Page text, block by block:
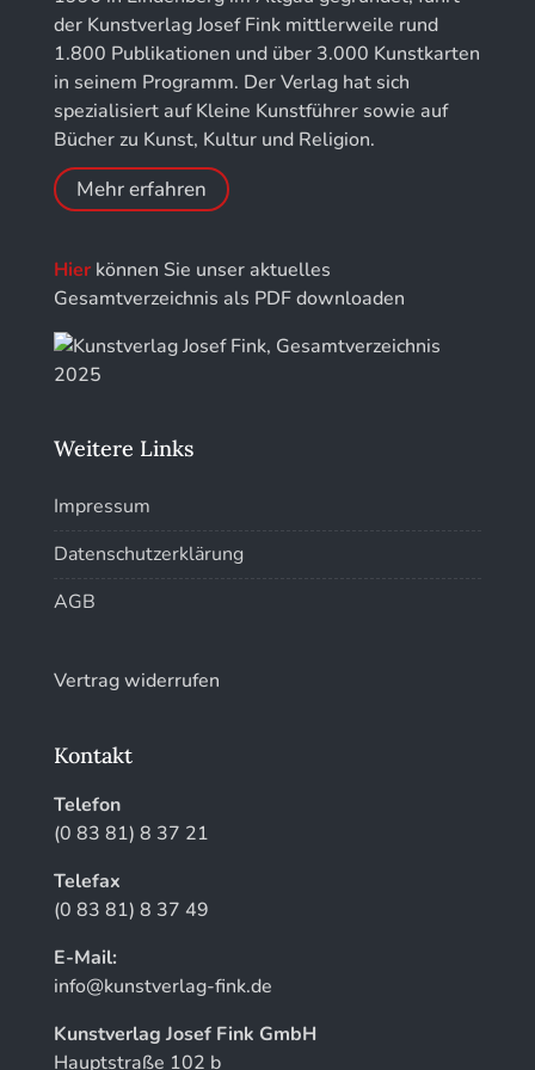
für Chronometrie
Jahrbuch der Stiftung Thüringer Schlösser und
Gärten
der Kunstverlag Josef Fink mittlerweile rund
1.800 Publikationen und über 3.000 Kunstkarten
in seinem Programm. Der Verlag hat sich
spezialisiert auf Kleine Kunstführer sowie auf
Bücher zu Kunst, Kultur und Religion.
Mehr erfahren
Hierkönnen Sie unser aktuelles
Gesamtverzeichnis als PDF downloaden
Weitere Links
Impressum
Datenschutzerklärung
AGB
Vertrag widerrufen
Kontakt
Telefon
(0 83 81) 8 37 21
Telefax
(0 83 81) 8 37 49
E-Mail:
info@kunstverlag-fink.de
Kunstverlag Josef Fink GmbH
Hauptstraße 102 b